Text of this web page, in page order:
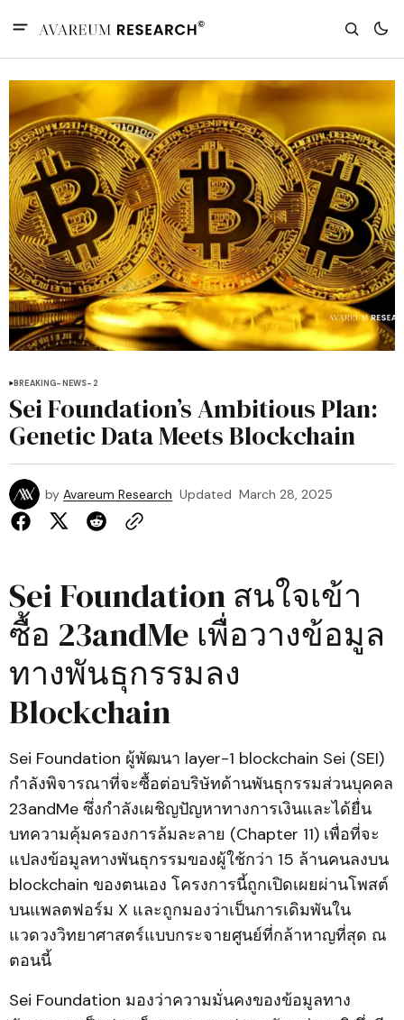
BREAKING-NEWS-2
Sei Foundation’s Ambitious Plan:
Genetic Data Meets Blockchain
by Avareum Research Updated March 28, 2025
Sei Foundation สนใจเข้า
ซื้อ 23andMe เพื่อวางข้อมูล
ทางพันธุกรรมลง
Blockchain
Sei Foundation ผู้พัฒนา layer-1 blockchain Sei (SEI)
กำลังพิจารณาที่จะซื้อต่อบริษัทด้านพันธุกรรมส่วนบุคคล
23andMe ซึ่งกำลังเผชิญปัญหาทางการเงินและได้ยื่น
บทความคุ้มครองการล้มละลาย (Chapter 11) เพื่อที่จะ
แปลงข้อมูลทางพันธุกรรมของผู้ใช้กว่า 15 ล้านคนลงบน
blockchain ของตนเอง โครงการนี้ถูกเปิดเผยผ่านโพสต์
บนแพลตฟอร์ม X และถูกมองว่าเป็นการเดิมพันใน
แวดวงวิทยาศาสตร์แบบกระจายศูนย์ที่กล้าหาญที่สุด ณ
ตอนนี้
Sei Foundation มองว่าความมั่นคงของข้อมูลทาง